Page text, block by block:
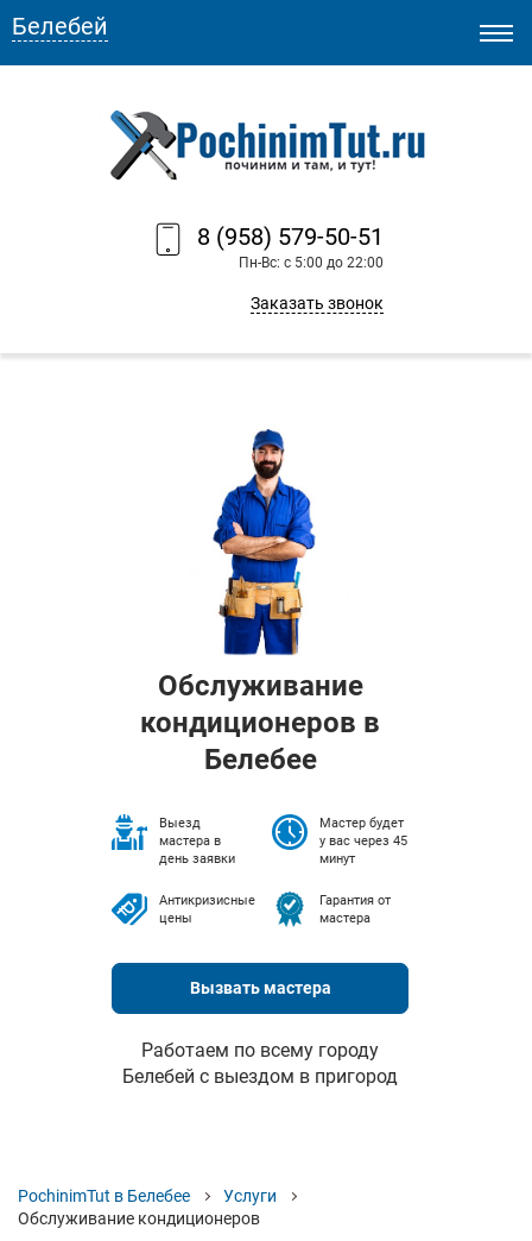
8 (958) 579-50-51
Пн-Вс: с 5:00 до 22:00
Заказать звонок
Белебей
Обслуживание
кондиционеров в
Белебее
Выезд
мастера в
день заявки
Мастер будет
у вас через 45
минут
Антикризисные
цены
Гарантия от
мастера
Вызвать мастера
Работаем по всему городу
Белебей с выездом в пригород
PochinimTut в Белебее
Услуги
Обслуживание кондиционеров